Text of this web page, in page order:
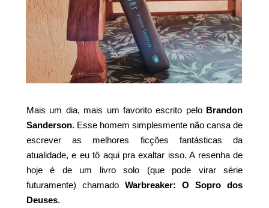
Mais um dia, mais um favorito escrito pelo Brandon
Sanderson. Esse homem simplesmente não cansa de
escrever as melhores ficções fantásticas da
atualidade, e eu tô aqui pra exaltar isso. A resenha de
hoje é de um livro solo (que pode virar série
futuramente) chamado Warbreaker: O Sopro dos
Deuses.